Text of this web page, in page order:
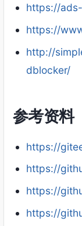
https://
https://
http://
dblocker/
参考资料
https://
https://
https://
https://